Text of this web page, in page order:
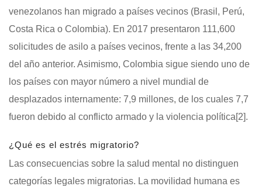
venezolanos han migrado a países vecinos (Brasil, Perú,
Costa Rica o Colombia). En 2017 presentaron 111,600
solicitudes de asilo a países vecinos, frente a las 34,200
del año anterior. Asimismo, Colombia sigue siendo uno de
los países con mayor número a nivel mundial de
desplazados internamente: 7,9 millones, de los cuales 7,7
fueron debido al conflicto armado y la violencia política[2].
¿Qué es el estrés migratorio?
Las consecuencias sobre la salud mental no distinguen
categorías legales migratorias. La movilidad humana es